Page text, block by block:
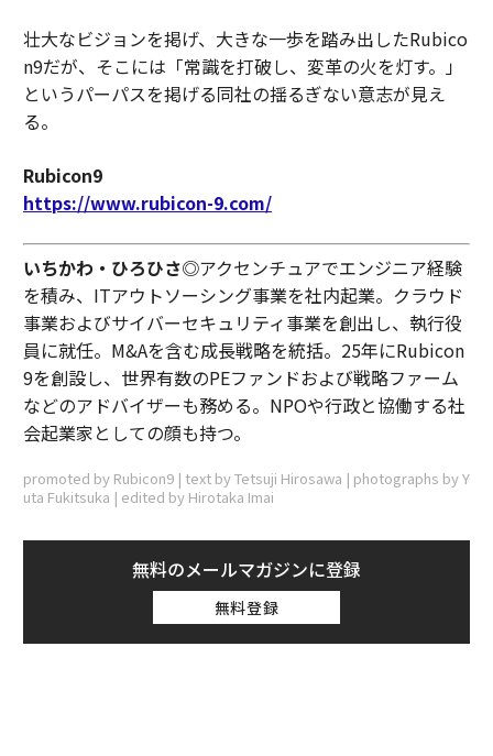
壮大なビジョンを掲げ、大きな一歩を踏み出したRubico
n9だが、そこには「常識を打破し、変革の火を灯す。」
というパーパスを掲げる同社の揺るぎない意志が見え
る。
Rubicon9
https://www.rubicon-9.com/
いちかわ・ひろひさ◎アクセンチュアでエンジニア経験
を積み、ITアウトソーシング事業を社内起業。クラウド
事業およびサイバーセキュリティ事業を創出し、執行役
員に就任。M&Aを含む成長戦略を統括。25年にRubicon
9を創設し、世界有数のPEファンドおよび戦略ファーム
などのアドバイザーも務める。NPOや行政と協働する社
会起業家としての顔も持つ。
promoted by Rubicon9 | text by Tetsuji Hirosawa | photographs by Y
uta Fukitsuka | edited by Hirotaka Imai
無料のメールマガジンに登録
無料登録